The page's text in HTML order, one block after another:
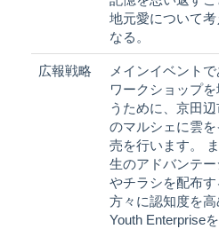
地元愛について
なる。
広報戦略
メインイベント
ワークショップ
うために、京田
のマルシェに雲を
売を行います。
生のアドバンテ
やチラシを配布
方々に認知度を高
Youth Enterprise